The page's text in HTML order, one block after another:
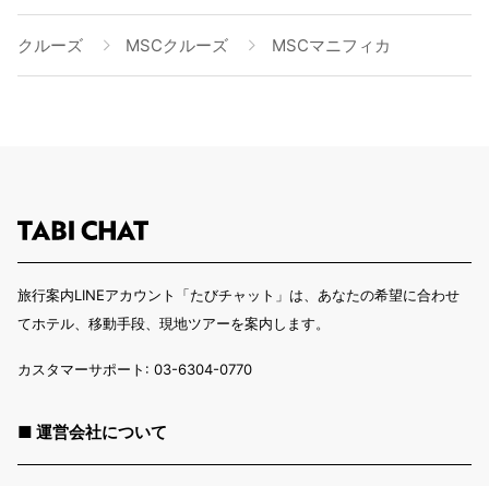
クルーズ MSCクルーズ MSCマニフィカ
旅行案内LINEアカウント「たびチャット」は、あなたの希望に合わせ
てホテル、移動手段、現地ツアーを案内します。
カスタマーサポート: 03-6304-0770
■ 運営会社について